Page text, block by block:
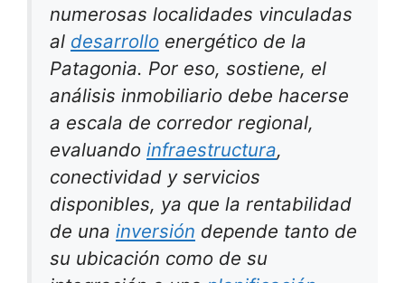
numerosas localidades vinculadas
al desarrollo energético de la
Patagonia. Por eso, sostiene, el
análisis inmobiliario debe hacerse
a escala de corredor regional,
evaluando infraestructura,
conectividad y servicios
disponibles, ya que la rentabilidad
de una inversión depende tanto de
su ubicación como de su